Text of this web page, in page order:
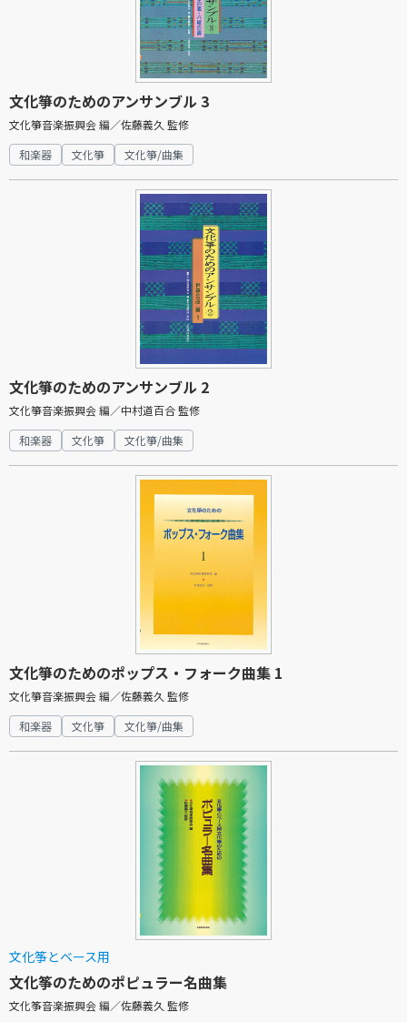
文化箏のためのアンサンブル 3
文化箏音楽振興会 編／佐藤義久 監修
和楽器
文化箏 文化箏/曲集
文化箏のためのアンサンブル 2
文化箏音楽振興会 編／中村道百合 監修
和楽器
文化箏 文化箏/曲集
文化箏のためのポップス・フォーク曲集 1
文化箏音楽振興会 編／佐藤義久 監修
和楽器
文化箏 文化箏/曲集
文化筝とベース用
文化筝のためのポピュラー名曲集
文化筝音楽振興会 編／佐藤義久 監修